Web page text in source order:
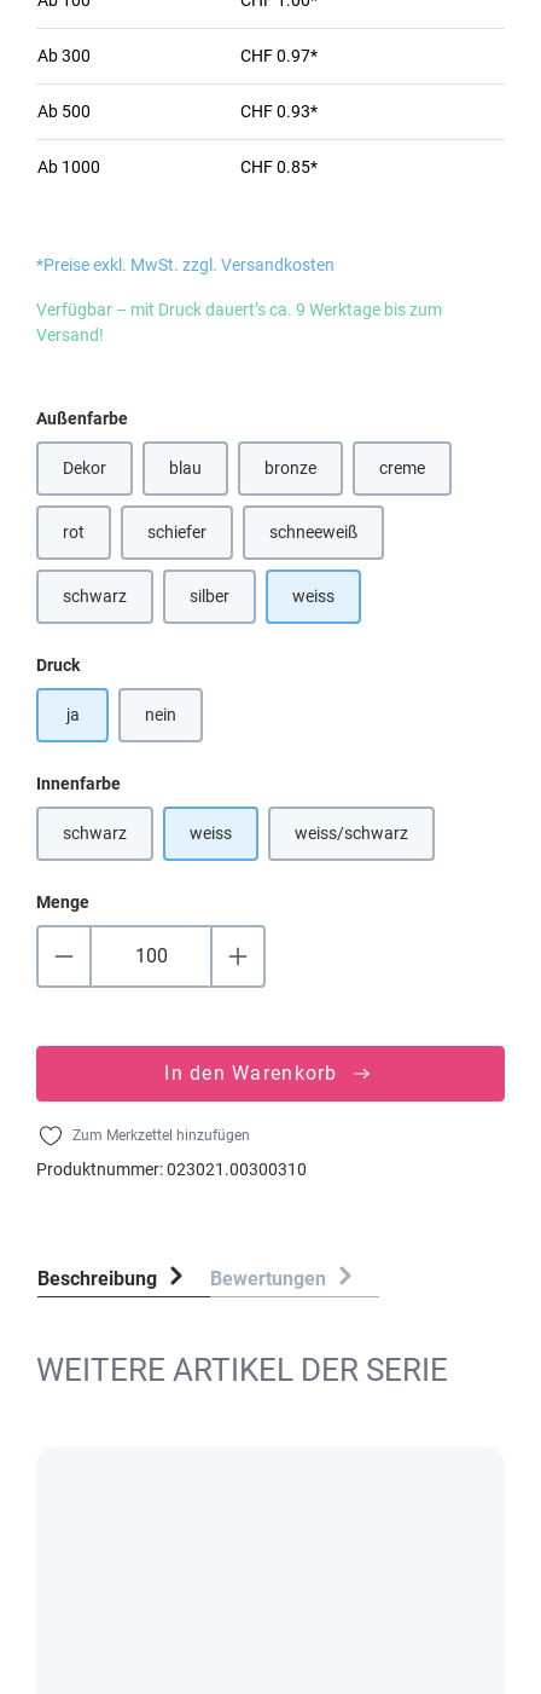
Ab300 CHF 0.97*
Ab 500 CHF 0.93*
Ab 1000 CHF 0.85*
*Preise exkl. MwSt. zzgl. Versandkosten
Verfügbar – mit Druck dauert’s ca. 9 Werktage bis zum
Versand!
Außenfarbeauswählen
Dekor(Diese Option ist zurzeit nicht verfügbar.)
blau bronze(Diese Option ist zurzeit nicht
creme
rot(Diese Option ist zurzeit nicht verfügbar.)
schiefer(Diese Option ist zurzeit nicht verfügbar.)
schneeweiß(Diese Option ist zurzeit nicht
schwarz(Diese Option ist zurzeit nicht verfügbar.)
silber(Diese Option ist zurzeit nicht verfügbar.)
weiss
Druckauswählen
ja nein
Innenfarbeauswählen
schwarz(Diese Option ist zurzeit nicht verfügbar.)
weiss weiss/schwarz(Diese Option ist zurzeit
Menge
In den Warenkorb
Zum Merkzettel hinzufügen
Produktnummer:023021.00300310
Beschreibung Bewertungen
WEITERE ARTIKEL DER SERIE